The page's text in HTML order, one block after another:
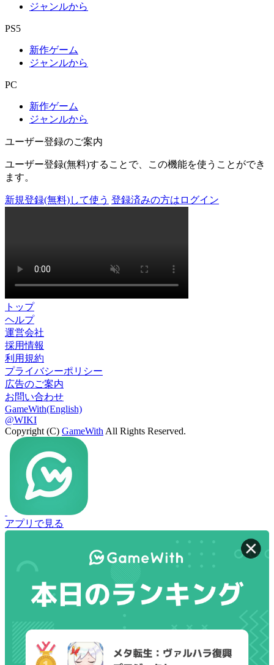
ジャンルから
PS5
新作ゲーム
ジャンルから
PC
新作ゲーム
ジャンルから
ユーザー登録のご案内
ユーザー登録(無料)することで、この機能を使うことができ
ます。
新規登録(無料)して使う 登録済みの方はログイン
トップ
ヘルプ
運営会社
採用情報
利用規約
プライバシーポリシー
広告のご案内
お問い合わせ
GameWith(English)
@WIKI
Copyright (C) GameWith All Rights Reserved.
アプリで見る